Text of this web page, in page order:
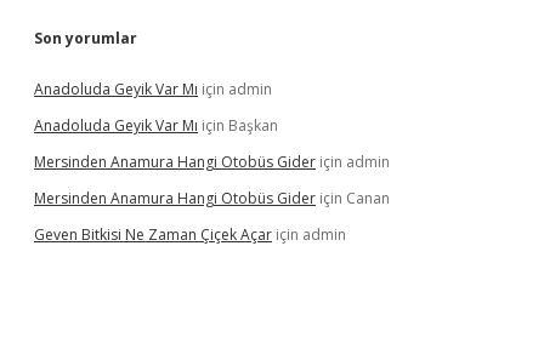
Son yorumlar
Anadoluda Geyik Var Mı için admin
Anadoluda Geyik Var Mı için Başkan
Mersinden Anamura Hangi Otobüs Gider için admin
Mersinden Anamura Hangi Otobüs Gider için Canan
Geven Bitkisi Ne Zaman Çiçek Açar için admin